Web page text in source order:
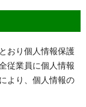
おり個人情報保護
従業員に個人情報
より、個人情報の